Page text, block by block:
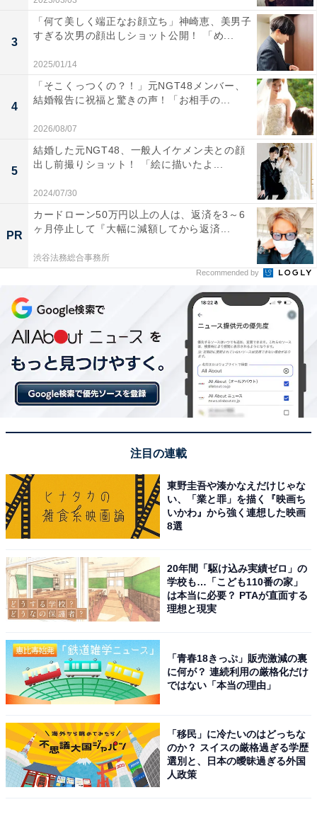
3
「何て美しく端正なお顔立ち」神崎恵、美男子
すぎる次男の顔出しショット公開！ 「め...
2025/01/14
4
「そこくっつくの？！」元NGT48メンバー、
結婚報告に祝福と驚きの声！「お相手の...
2026/08/07
5
結婚した元NGT48、一般人イケメン夫との顔
出し前撮りショット！ 「絵に描いたよ...
2024/07/30
PR
カードローン50万円以上の人は、返済を3～6
ヶ月停止して『大幅に減額してから返済...
渋谷法務総合事務所
Recommended by
注目の連載
東野圭吾や湊かなえだけじゃな
い、「業と罪」を描く『映画ち
いかわ』から強く連想した映画
8選
20年間「駆け込み実績ゼロ」の
学校も…「こども110番の家」
は本当に必要？ PTAが直面する
理想と現実
「青春18きっぷ」販売激減の裏
に何が？ 連続利用の厳格化だけ
ではない「本当の理由」
「移民」に冷たいのはどっちな
のか？ スイスの厳格過ぎる学歴
選別と、日本の曖昧過ぎる外国
人政策